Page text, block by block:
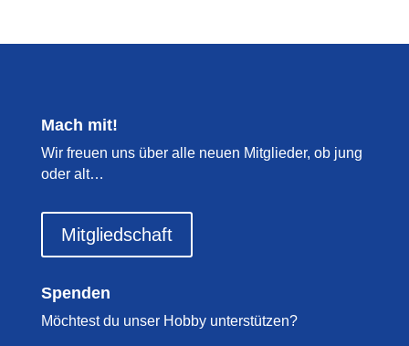
Mach mit!
Wir freuen uns über alle neuen Mitglieder, ob jung
oder alt…
Mitgliedschaft
Spenden
Möchtest du unser Hobby unterstützen?